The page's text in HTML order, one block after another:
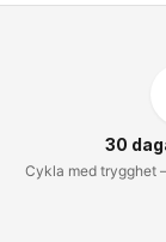
30
Cykla med trygghet